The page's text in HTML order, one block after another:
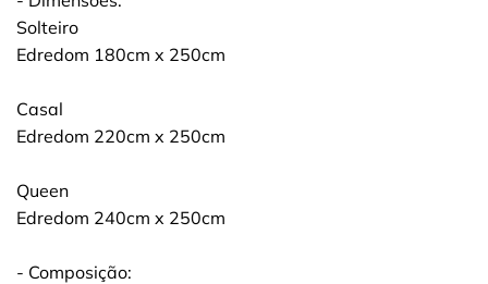
Solteiro
Edredom 180cm x 250cm
Casal
Edredom 220cm x 250cm
Queen
Edredom 240cm x 250cm
- Composição: